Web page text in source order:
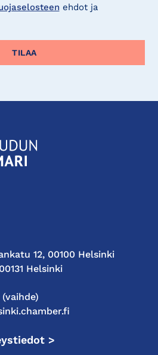
ehdot ja
12, 00100 Helsinki
Helsinki
>